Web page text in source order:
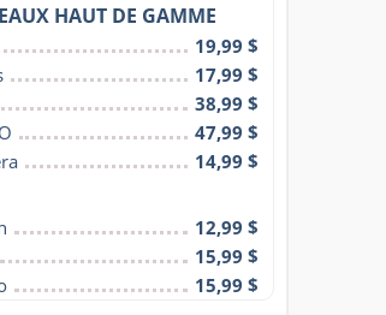
HAUT DE GAMME
19,99 $
17,99 $
38,99 $
47,99 $
14,99 $
12,99 $
15,99 $
15,99 $